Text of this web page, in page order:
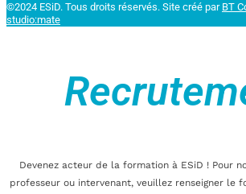
©2024 ESiD. Tous droits réservés. Site créé par BT
studio:mate
Devenez acteur de la formation à ESiD ! Pour
professeur ou intervenant, veuillez renseigner le